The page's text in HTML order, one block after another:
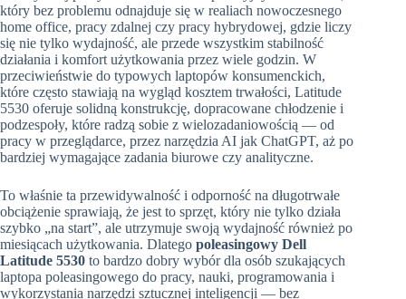
który bez problemu odnajduje się w realiach nowoczesnego
home office, pracy zdalnej czy pracy hybrydowej, gdzie liczy
się nie tylko wydajność, ale przede wszystkim stabilność
działania i komfort użytkowania przez wiele godzin. W
przeciwieństwie do typowych laptopów konsumenckich,
które często stawiają na wygląd kosztem trwałości, Latitude
5530 oferuje solidną konstrukcję, dopracowane chłodzenie i
podzespoły, które radzą sobie z wielozadaniowością — od
pracy w przeglądarce, przez narzędzia AI jak ChatGPT, aż po
bardziej wymagające zadania biurowe czy analityczne.
To właśnie ta przewidywalność i odporność na długotrwałe
obciążenie sprawiają, że jest to sprzęt, który nie tylko działa
szybko „na start”, ale utrzymuje swoją wydajność również po
miesiącach użytkowania. Dlatego poleasingowy Dell
Latitude 5530 to bardzo dobry wybór dla osób szukających
laptopa poleasingowego do pracy, nauki, programowania i
wykorzystania narzędzi sztucznej inteligencji — bez